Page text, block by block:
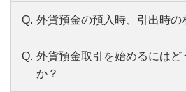
Q. 外貨預金の預入時、引出時の
Q. 外貨預金取引を始めるにはど
か？